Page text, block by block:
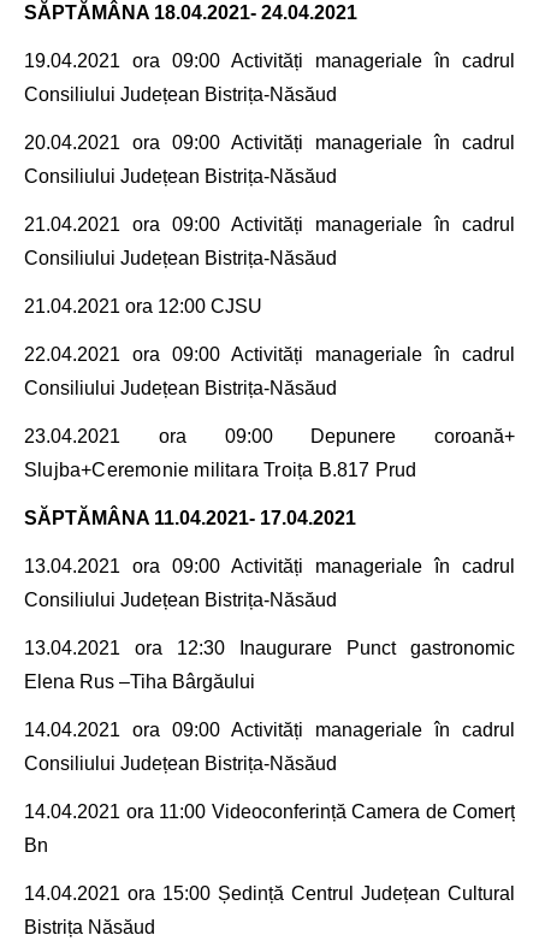
SĂPTĂMÂNA 18.04.2021- 24.04.2021
19.04.2021
ora 09:00 Activități manageriale în cadrul
Consiliului Județean Bistrița-Năsăud
20.04.2021
ora 09:00 Activități manageriale în cadrul
Consiliului Județean Bistrița-Năsăud
21.04.2021
ora 09:00 Activități manageriale în cadrul
Consiliului Județean Bistrița-Năsăud
21.04.2021 ora 12:00 CJSU
22.04.2021
ora 09:00 Activități manageriale în cadrul
Consiliului Județean Bistrița-Năsăud
23.04.2021
ora 09:00 Depunere coroană+
Slujba+Ceremonie militara Troița B.817 Prud
SĂPTĂMÂNA 11.04.2021- 17.04.2021
13.04.2021
ora 09:00 Activități manageriale în cadrul
Consiliului Județean Bistrița-Năsăud
13.04.2021
ora 12:30 Inaugurare Punct gastronomic
Elena Rus –Tiha Bârgăului
14.04.2021
ora 09:00 Activități manageriale în cadrul
Consiliului Județean Bistrița-Năsăud
14.04.2021 ora 11:00 Videoconferință Camera de Comerț
Bn
14.04.2021 ora 15:00 Ședință Centrul Județean Cultural
Bistrița Năsăud